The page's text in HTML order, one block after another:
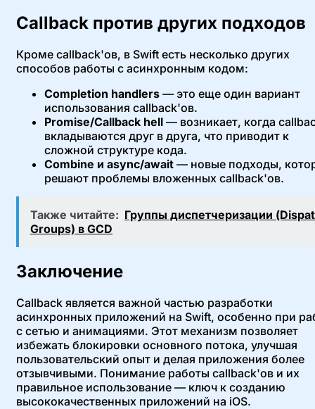
Callback против других подходов
Кроме callback'ов, в Swift есть несколько других
способов работы с асинхронным кодом:
Completion handlers — это еще один вариант
использования callback'ов.
Promise/Callback hell — возникает, когда
вкладываются друг в друга, что приводит к
сложной структуре кода.
Combine и async/await — новые подходы,
решают проблемы вложенных callback'ов.
Также читайте: Группы диспетчеризации
Groups) в GCD
Заключение
Callback является важной частью разработки
асинхронных приложений на Swift, особенно при
с сетью и анимациями. Этот механизм позволяет
избежать блокировки основного потока, улучшая
пользовательский опыт и делая приложения более
отзывчивыми. Понимание работы callback'ов и их
правильное использование — ключ к созданию
высококачественных приложений на iOS.